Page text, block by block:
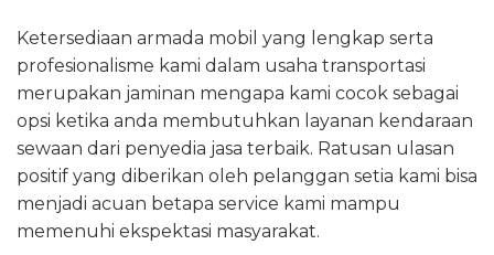
Ketersediaan armada mobil yang lengkap serta
profesionalisme kami dalam usaha transportasi
merupakan jaminan mengapa kami cocok sebagai
opsi ketika anda membutuhkan layanan kendaraan
sewaan dari penyedia jasa terbaik. Ratusan ulasan
positif yang diberikan oleh pelanggan setia kami bisa
menjadi acuan betapa service kami mampu
memenuhi ekspektasi masyarakat.